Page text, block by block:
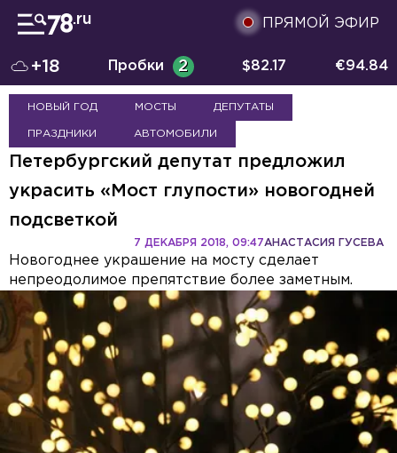
ПРЯМОЙ ЭФИР
+18 Пробки 2 $82.17 €94.84
НОВЫЙ ГОД МОСТЫ ДЕПУТАТЫ
ПРАЗДНИКИ АВТОМОБИЛИ
Петербургский депутат предложил
украсить «Мост глупости» новогодней
подсветкой
АНАСТАСИЯ ГУСЕВА
7 ДЕКАБРЯ 2018, 09:47
Новогоднее украшение на мосту сделает
непреодолимое препятствие более заметным.